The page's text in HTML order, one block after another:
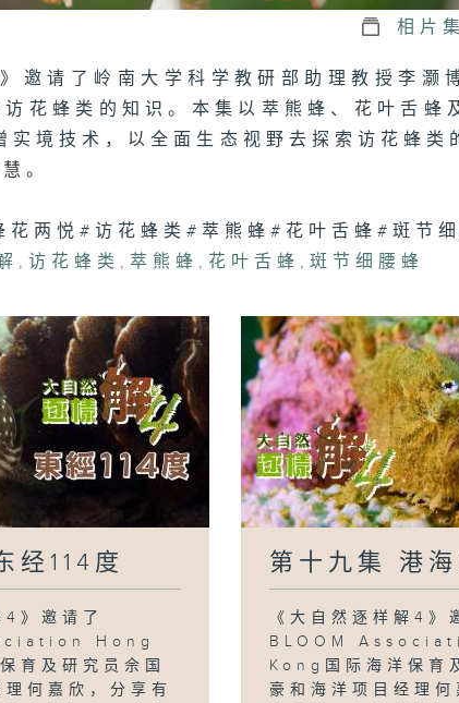
第十一集 蝴蝶，
相片集
邀请了岭南大学科学教研部助理教授李灏
花蜂类的知识。本集以萃熊蜂、花叶舌蜂
实境技术，以全面生态视野去探索访花蜂类
。
花两悦#访花蜂类#萃熊蜂#花叶舌蜂#斑节
,访花蜂类 , 萃熊蜂 , 花叶舌蜂 ,斑节细腰蜂
经114度
4》邀请了
Hong
育及研究员佘国
何嘉欣，分享有
第十九集 港海
《大自然逐样解4》
BLOOM
Kong国际海洋保育
豪和海洋项目经理何